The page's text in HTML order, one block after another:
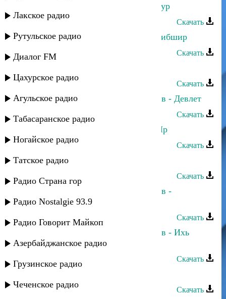
Лакское радио
Рутульское радио
Диалог FM
Цахурское радио
Агульское радио
Табасаранское радио
Ногайское радио
Татское радио
Радио Страна гор
Радио Nostalgie 93.9
Радио Говорит Майкоп
Азербайджанское радио
Грузинское радио
Чеченское радио
Марьям Казиева - Ничхир дирибшур
Скачать
Марьям Казиева - Гьарах чи ягьур ибшир
Скачать
Скачать
Марьям Казиева и Надирбег Казиев - Девлет
Скачать
Марьям Казиева - Гиран Маниан Яр
Скачать
Марьям Казиева - Рядом с тобой
Скачать
Марьям Казиева и Надирбег Казиев -
Новогодняя
Скачать
Марьям Казиева и Надирбег Казиев - Ихь
веледар ишри бахтлу
Скачать
Скачать